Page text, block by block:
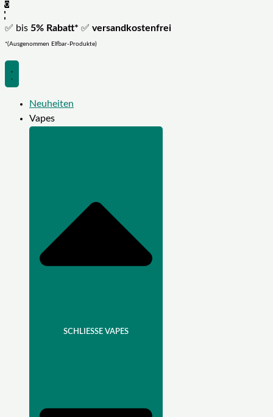
0
✅ bis 5% Rabatt* ✅ versandkostenfrei
*(Ausgenommen Elfbar-Produkte)
Neuheiten
Vapes
SCHLIESSE VAPES